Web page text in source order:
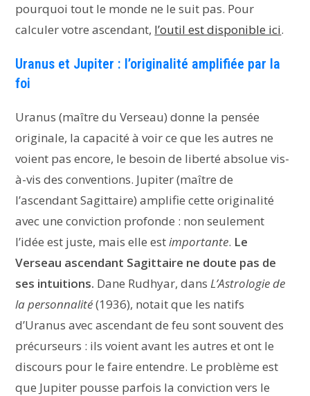
pourquoi tout le monde ne le suit pas. Pour
calculer votre ascendant, l’outil est disponible ici.
Uranus et Jupiter : l’originalité amplifiée par la
foi
Uranus (maître du Verseau) donne la pensée
originale, la capacité à voir ce que les autres ne
voient pas encore, le besoin de liberté absolue vis-
à-vis des conventions. Jupiter (maître de
l’ascendant Sagittaire) amplifie cette originalité
avec une conviction profonde : non seulement
l’idée est juste, mais elle estimportante. Le
Verseau ascendant Sagittaire ne doute pas de
ses intuitions. Dane Rudhyar, dansL’Astrologie de
la personnalité(1936), notait que les natifs
d’Uranus avec ascendant de feu sont souvent des
précurseurs : ils voient avant les autres et ont le
discours pour le faire entendre. Le problème est
que Jupiter pousse parfois la conviction vers le